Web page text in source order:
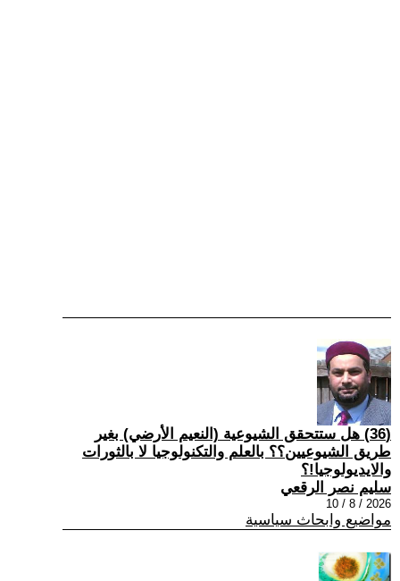
(36) هل ستتحقق الشيوعية (النعيم الأرضي) بغير
طريق الشيوعيين؟؟ بالعلم والتكنولوجيا لا بالثورات
والايديولوجيا!؟
سليم نصر الرقعي
2026 / 8 / 10
مواضيع وابحاث سياسية